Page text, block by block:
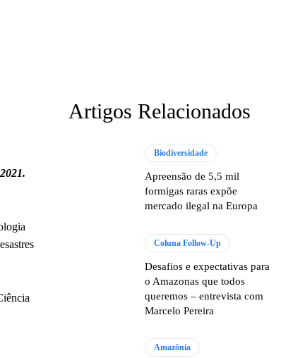
Artigos Relacionados
Biodiversidade
Apreensão de 5,5 mil
formigas raras expõe
mercado ilegal na Europa
Coluna Follow-Up
Desafios e expectativas para
o Amazonas que todos
queremos – entrevista com
Marcelo Pereira
Amazônia